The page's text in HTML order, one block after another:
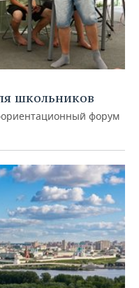
школьников
форум